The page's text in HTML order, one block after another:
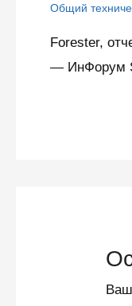
Общий
Forester,
— ИнФорум
Ваш